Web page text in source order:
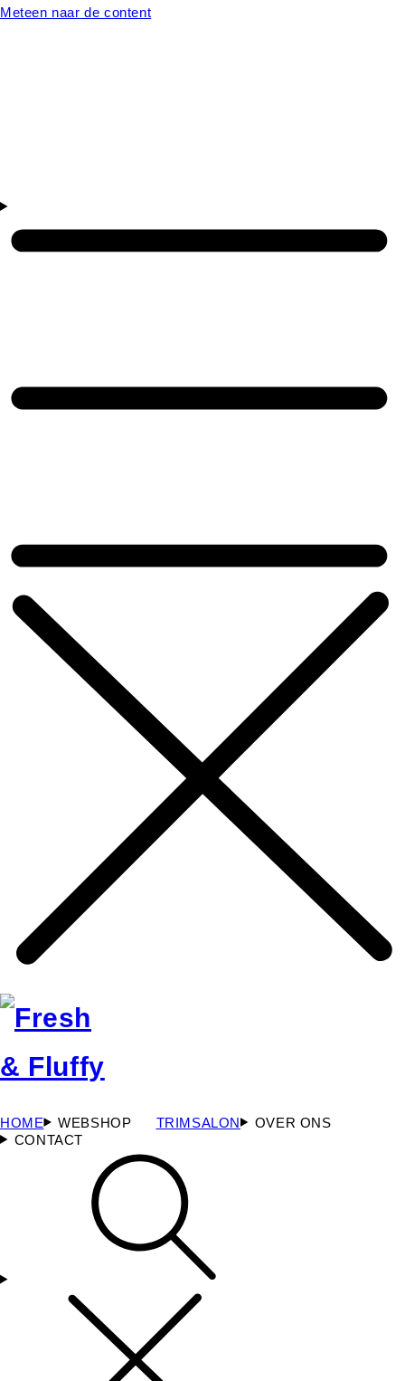
Meteen naar de content
HOME WEBSHOP TRIMSALON
OVER ONS
CONTACT